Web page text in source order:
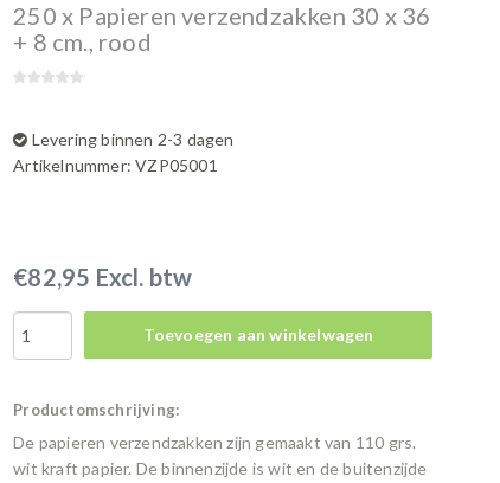
250 x Papieren verzendzakken 30 x 36
+ 8 cm., rood
Levering binnen 2-3 dagen
Artikelnummer: VZP05001
€82,95 Excl. btw
Toevoegen aan winkelwagen
Productomschrijving:
De papieren verzendzakken zijn gemaakt van 110 grs.
wit kraft papier. De binnenzijde is wit en de buitenzijde